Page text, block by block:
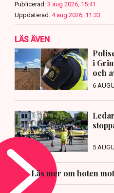
Publicerad: 3 aug 2026, 15:41
Uppdaterad: 4 aug 2026, 11:33
LÄS ÄVEN
i
och
6
5
Läs mer om hoten